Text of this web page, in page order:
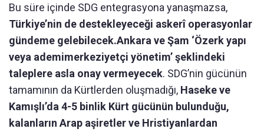
Bu süre içinde SDG entegrasyona yanaşmazsa,
Türkiye’nin de destekleyeceği askerî operasyonlar
gündeme gelebilecek.Ankara ve Şam ‘Özerk yapı
veya ademimerkeziyetçi yönetim’ şeklindeki
taleplere asla onay vermeyecek. SDG’nin gücünün
tamamının da Kürtlerden oluşmadığı, Haseke ve
Kamışlı’da 4-5 binlik Kürt gücünün bulunduğu,
kalanların Arap aşiretler ve Hristiyanlardan